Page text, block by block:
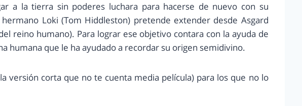
a la tierra sin poderes luchara para hacerse de nuevo con su
Loki (Tom Hiddleston) pretende extender desde Asgard
reino humano). Para lograr ese objetivo contara con la ayuda de
humana que le ha ayudado a recordar su origen semidivino.
versión corta que no te cuenta media película) para los que no lo